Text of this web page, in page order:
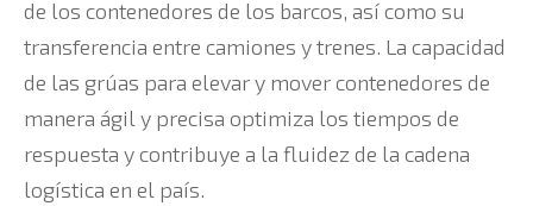
de los contenedores de los barcos, así como su
transferencia entre camiones y trenes. La capacidad
de las grúas para elevar y mover contenedores de
manera ágil y precisa optimiza los tiempos de
respuesta y contribuye a la fluidez de la cadena
logística en el país.